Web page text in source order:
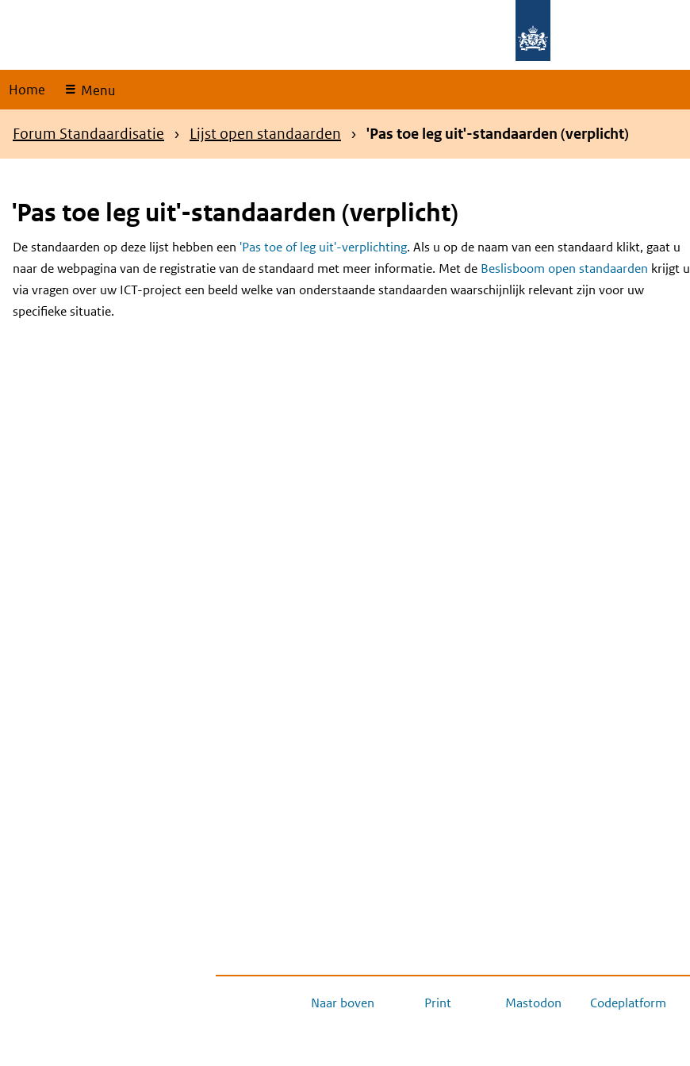
Home Menu
Kruimelpad
Forum Standaardisatie Lijst open standaarden 'Pas toe leg uit'-standaarden (verplicht)
'Pas toe leg uit'-standaarden (verplicht)
Content
De standaarden op deze lijst hebben een 'Pas toe of leg uit'-verplichting. Als u op de naam van een standaard klikt, gaat u
naar de webpagina van de registratie van de standaard met meer informatie. Met de Beslisboom open standaarden krijgt u
via vragen over uw ICT-project een beeld welke van onderstaande standaarden waarschijnlijk relevant zijn voor uw
specifieke situatie.
Naar boven Print Mastodon Codeplatform